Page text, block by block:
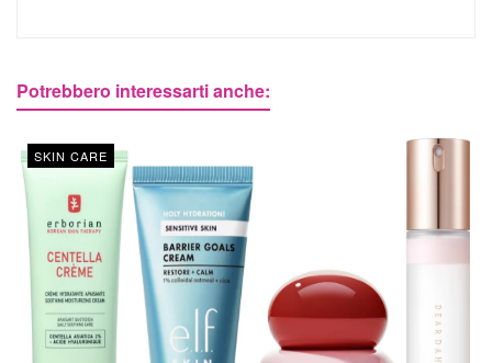
Potrebbero interessarti anche:
SKIN CARE